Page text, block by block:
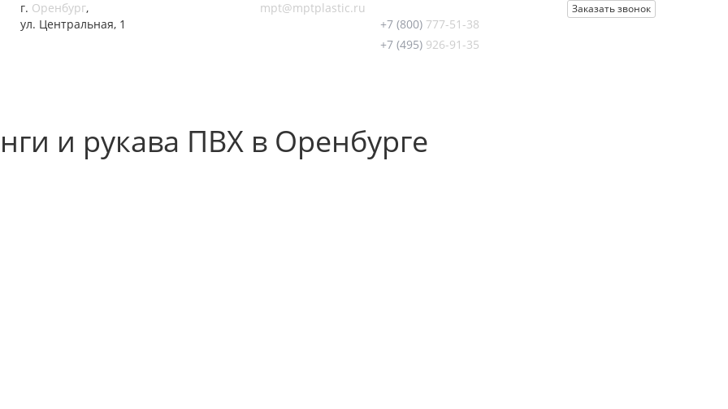
г. Оренбург,
ул. Центральная, 1
Заказать звонок
mpt@mptplastic.ru
+7 (800) 777-51-38
+7 (495) 926-91-35
и рукава ПВХ в Оренбурге